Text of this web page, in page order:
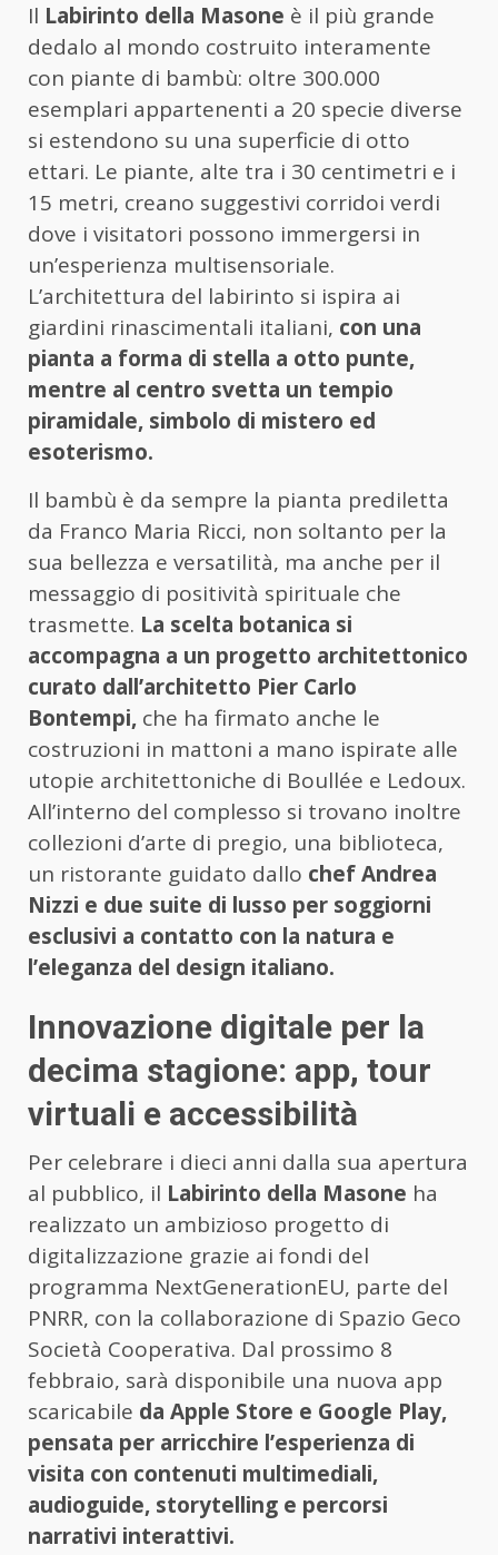
Il Labirinto della Masone è il più grande
dedalo al mondo costruito interamente
con piante di bambù: oltre 300.000
esemplari appartenenti a 20 specie diverse
si estendono su una superficie di otto
ettari. Le piante, alte tra i 30 centimetri e i
15 metri, creano suggestivi corridoi verdi
dove i visitatori possono immergersi in
un’esperienza multisensoriale.
L’architettura del labirinto si ispira ai
giardini rinascimentali italiani, con una
pianta a forma di stella a otto punte,
mentre al centro svetta un tempio
piramidale, simbolo di mistero ed
esoterismo.
Il bambù è da sempre la pianta prediletta
da Franco Maria Ricci, non soltanto per la
sua bellezza e versatilità, ma anche per il
messaggio di positività spirituale che
trasmette. La scelta botanica si
accompagna a un progetto architettonico
curato dall’architetto Pier Carlo
Bontempi, che ha firmato anche le
costruzioni in mattoni a mano ispirate alle
utopie architettoniche di Boullée e Ledoux.
All’interno del complesso si trovano inoltre
collezioni d’arte di pregio, una biblioteca,
un ristorante guidato dallo chef Andrea
Nizzi e due suite di lusso per soggiorni
esclusivi a contatto con la natura e
l’eleganza del design italiano.
Innovazione digitale per la
decima stagione: app, tour
virtuali e accessibilità
Per celebrare i dieci anni dalla sua apertura
al pubblico, il Labirinto della Masone ha
realizzato un ambizioso progetto di
digitalizzazione grazie ai fondi del
programma NextGenerationEU, parte del
PNRR, con la collaborazione di Spazio Geco
Società Cooperativa. Dal prossimo 8
febbraio, sarà disponibile una nuova app
scaricabile da Apple Store e Google Play,
pensata per arricchire l’esperienza di
visita con contenuti multimediali,
audioguide, storytelling e percorsi
narrativi interattivi.